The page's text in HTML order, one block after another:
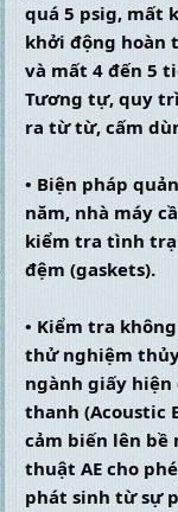
quá 5 psig, mất
khởi động hoàn
và mất 4 đến 5
Tương tự, quy
ra từ từ, cấm
• Biện pháp
năm, nhà máy
kiểm tra tình
đệm (gaskets).
• Kiểm tra
thử nghiệm
ngành giấy
thanh (Acoustic
cảm biến lên bề
thuật AE cho
phát sinh từ sự